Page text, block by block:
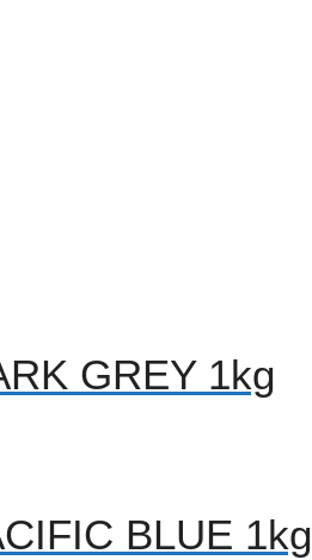
GREY 1kg
BLUE 1kg